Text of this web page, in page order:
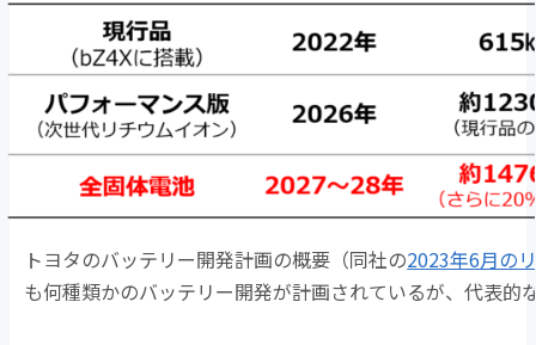
トヨタのバッテリー開発計画の概要（同社の2023年6月の
も何種類かのバッテリー開発が計画されているが、代表的